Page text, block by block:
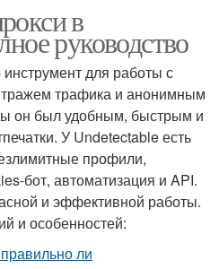
в
руководство
для работы с
трафика и анонимным
он был удобным, быстрым и
У Undetectable есть
профили,
бот, автоматизация и API.
и эффективной работы.
и особенностей: